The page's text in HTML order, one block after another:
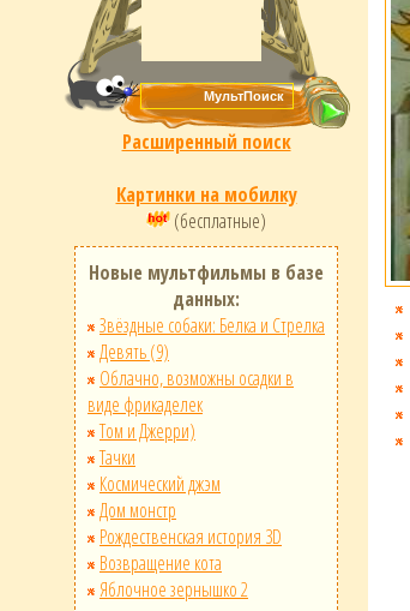
Расширенный поиск
Картинки на мобилку
(бесплатные)
Новые мультфильмы в базе
данных:
Звёздные собаки: Белка и Стрелка
Девять (9)
Облачно, возможны осадки в
виде фрикаделек
Том и Джерри)
Тачки
Космический джэм
Дом монстр
Рождественская история 3D
Возвращение кота
Яблочное зернышко 2